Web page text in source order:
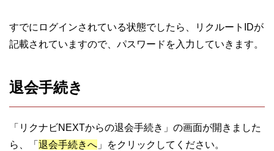
すでにログインされている状態でしたら、リクルートIDが
記載されていますので、パスワードを入力していきます。
退会手続き
「リクナビNEXTからの退会手続き」の画面が開きました
ら、「 退会手続きへ 」をクリックしてください。